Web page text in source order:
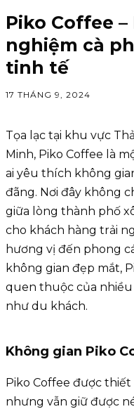
Piko Coffee
nghiệm cà
tinh tế
17 THÁNG 9, 2024
Tọa lạc tại khu vực
Minh, Piko Coffee là
ai yêu thích không
đãng. Nơi đây không
giữa lòng thành phố
cho khách hàng trải
hương vị đến phong
không gian đẹp mắt,
quen thuộc của
như du khách.
Không gian Piko
Piko Coffee được
nhưng vẫn giữ được